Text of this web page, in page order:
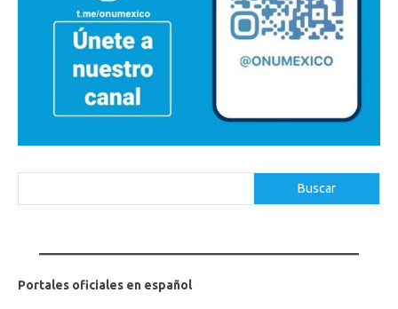
Buscar
Portales oficiales en español